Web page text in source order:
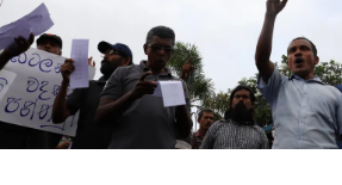
n
c
o
n